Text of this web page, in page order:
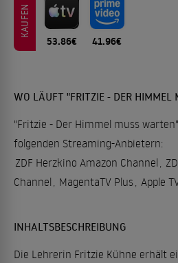
KAUFEN
53.86€ 41.96€
WO LÄUFT "FRITZIE - DER HIMMEL
"Fritzie - Der Himmel muss
folgenden Streaming-Anbietern:
ZDF Herzkino Amazon Channel
Channel
MagentaTV Plus Apple
INHALTSBESCHREIBUNG
Die Lehrerin Fritzie Kühne erhält